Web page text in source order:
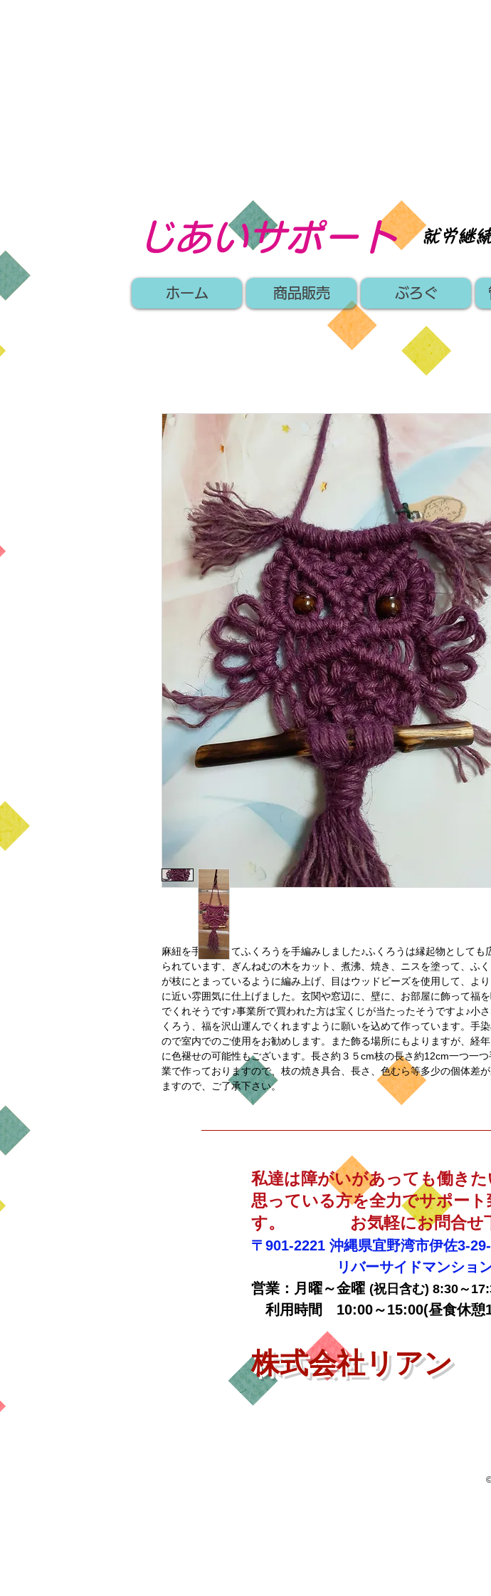
​じあいサポート 就労継
ホーム 商品販売 ぶろぐ
麻紐を手染めしてふくろうを手編みしました♪ふくろうは縁起物としても
られています、ぎんねむの木をカット、煮沸、焼き、ニスを塗って、ふく
が枝にとまっているように編み上げ、目はウッドビーズを使用して、よ
に近い雰囲気に仕上げました。玄関や窓辺に、壁に、お部屋に飾って福
でくれそうです♪事業所で買われた方は宝くじが当たったそうですよ♪小
くろう、福を沢山運んでくれますように願いを込めて作っています。手
ので室内でのご使用をお勧めします。また飾る場所にもよりますが、経
に色褪せの可能性もございます。長さ約３５cm枝の長さ約12cm一つ一つ
業で作っておりますので、枝の焼き具合、長さ、色むら等多少の個体差が
ますので、ご了承下さい。
私達は障がいがあっても働きた
思っている方を全力でサポート
す。 お気軽にお問合せ下
〒901-2221 沖縄県宜野湾市伊佐3-
リバーサイドマンション
営業：月曜～金曜 (祝日含む) 8:30～
利用時間 10:00～15:00(昼食休憩
​株式会社リアン